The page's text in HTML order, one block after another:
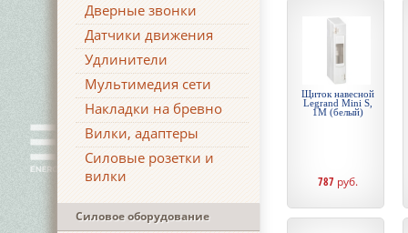
Дверные звонки
Датчики движения
Удлинители
Мультимедия сети
Накладки на бревно
Вилки, адаптеры
Силовые розетки и
вилки
Силовое оборудование
Щиток навесной
Legrand Mini S,
1М (белый)
787 руб.